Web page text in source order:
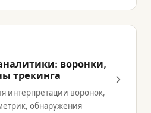
воронки,
трекинга
интерпретации воронок,
обнаружения